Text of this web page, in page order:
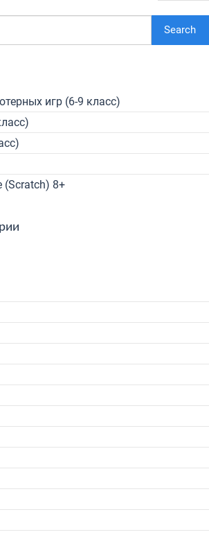
Search
игр (6-9 класс)
8+